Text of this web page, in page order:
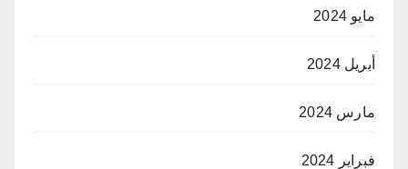
مايو 2024
أبريل 2024
مارس 2024
فبراير 2024